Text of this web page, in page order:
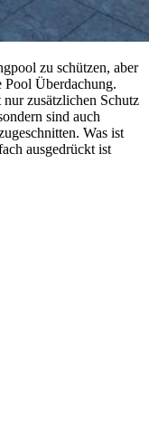
zu schützen, aber
Pool Überdachung.
zusätzlichen Schutz
sind auch
Was ist
ausgedrückt ist